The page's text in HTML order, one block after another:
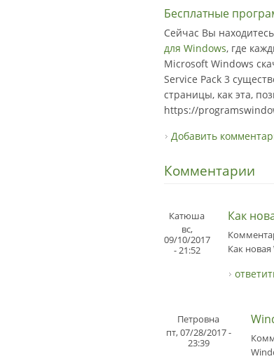
Бесплатные
Сейчас Вы
для Windows, где
Microsoft Windows
Service Pack 3
страницы, как эта,
https://
Добавить
Комментарии
Катюша
вс,
09/10/2017
- 21:52
Как
Как новая
Петровна
пт, 07/28/2017 -
23:39